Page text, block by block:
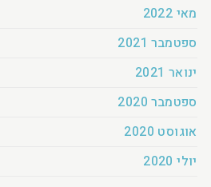
מאי 2022
ספטמבר 2021
ינואר 2021
ספטמבר 2020
אוגוסט 2020
יולי 2020